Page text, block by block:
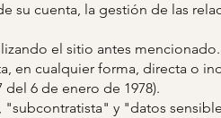
su cuenta, la gestión de las
el sitio antes mencionado.
en cualquier forma, directa o
del 6 de enero de 1978).
y "datos